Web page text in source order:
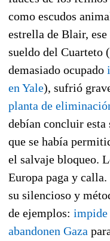
como escudos
estrella de Blair,
sueldo del Cuarteto
demasiado ocupado
en Yale), sufrió
planta de
debían concluir esta
que se había
el salvaje bloqueo.
Europa paga y
su silencioso y
de ejemplos: impide
abandonen Gaza